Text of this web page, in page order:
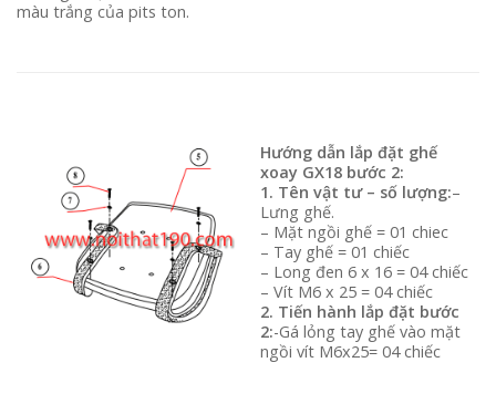
màu trắng của pits ton.
Hướng dẫn lắp đặt ghế
xoay GX18 bước 2:
1. Tên vật tư – số lượng:–
Lưng ghế.
– Mặt ngồi ghế = 01 chiec
– Tay ghế = 01 chiếc
– Long đen 6 x 16 = 04 chiếc
– Vít M6 x 25 = 04 chiếc
2. Tiến hành lắp đặt bước
2:-Gá lỏng tay ghế vào mặt
ngồi vít M6x25= 04 chiếc